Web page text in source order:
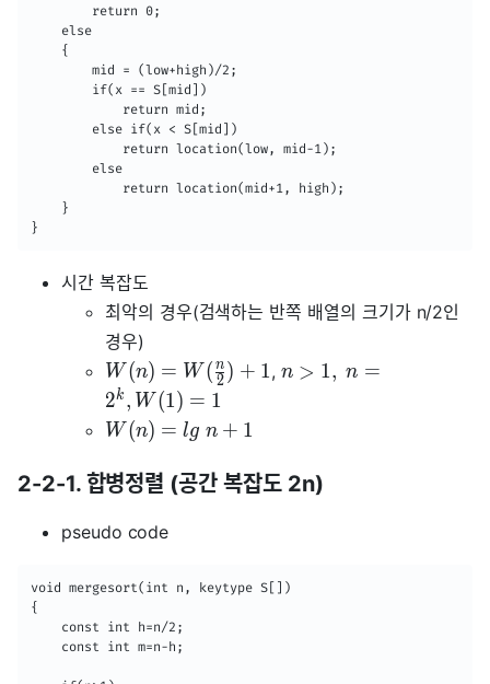
    else
    {
        if(x == S[mid])
        else if(x < S[mid])
        else
    }
}
시간 복잡도
최악의 경우(검색하는 반쪽 배열의 크기가 n/2인
경우)
W (n) = W ( 2
n ) + 1, n > 1, n =
2k , W (1) = 1
W (n) = lg n + 1
2-2-1. 합병정렬 (공간 복잡도 2n)
pseudo code
void mergesort(int n, keytype S[])
{
    const int m=n-h;